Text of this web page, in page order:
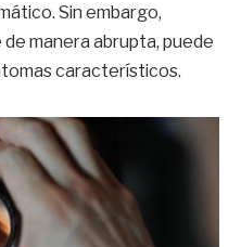
Sin embargo,
manera abrupta, puede
característicos.